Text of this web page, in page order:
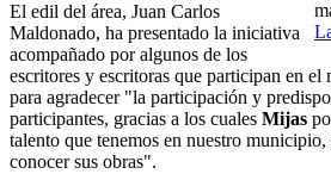
El edil del área, Juan Carlos
Maldonado, ha presentado la iniciativa
acompañado por algunos de los
escritores y escritoras que participan en el
para agradecer "la participación y
participantes, gracias a los cuales Mijas
talento que tenemos en nuestro
conocer sus obras".